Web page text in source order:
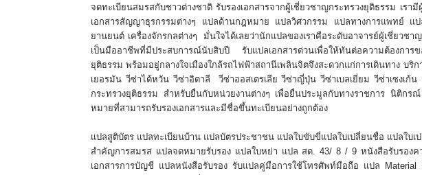
จดทะเบียนสมรสกับชาวต่างชาติ รับรองเอกสารจากผู้เชี่ยวชาญกระทรวงยุติธรรม เรา
เอกสารสัญญาธุรกรรมต่างๆ แปลด้านกฎหมาย แปลวิศวกรรม แปลทางการแพทย์ แป
ยานยนต์ เครื่องจักรกลต่างๆ มั่นใจได้เลยว่านักแปลของเราคือระดับอาจารย์ผู้เชี่ยวชา
เป็นมืออาชีพที่มีประสบการณ์นับสิบปี รับแปลเอกสารด่วนเพื่อให้ทันต่อความต้องการ
ยุติธรรม พร้อมอยู่กลางใจเมืองใกล้รถไฟฟ้าสถานีเพลินจิตจึงสะดวกแก่การเดินทาง บริ
เยอรมัน วีซ่าไต้หวัน วีซ่าอิตาลี วีซ่าออสเตรเลีย วีซ่าญี่ปุ่น วีซ่าเบลเยี่ยม วีซ่าเซงเก้น
กระทรวงยุติธรรม สำหรับยื่นกับหน่วยงานต่างๆ เพื่อยื่นประมูลกับทางราชการ นิติก
หมายที่สามารถรับรองเอกสารและมีชื่อขึ้นทะเบียนอย่างถูกต้อง
แปลสูติบัตร แปลทะเบียนบ้าน แปลบัตรประชาชน แปลใบขับขี่แปลใบเปลี่ยนชื่อ แปลใบ
สำคัญการสมรส แปลจดหมายรับรอง แปลใบหย่า แปล สด. 43/ 8 / 9 หนังสือรับรองค
เอกสารการบัญชี แปลหนังสือรับรอง รับแปลคู่มือการใช้โทรศัพท์มือถือ แปล